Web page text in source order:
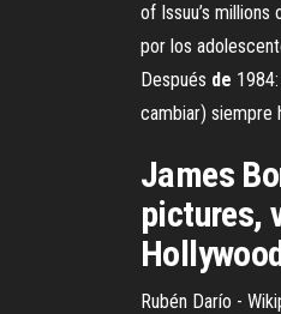
of Issuu’s
por los
Después de
cambiar) siempre
James
pictures,
Rubén Darío -